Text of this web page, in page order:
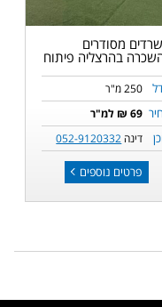
מסודרים
בהרצליה פיתוח
250 מ"ר
69 ₪ למ"ר
דינה 052-9120332
פרטים נוספים